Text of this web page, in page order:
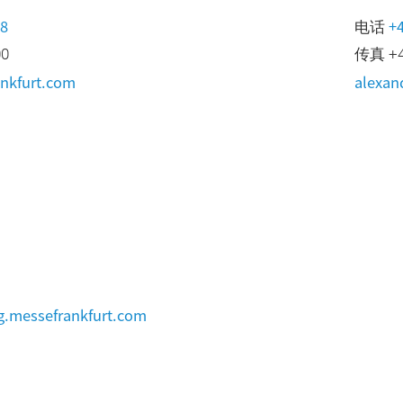
电话
传真